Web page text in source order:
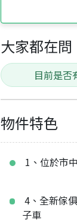
大家都在問
目前是否
物件特色
1、位於市
4、全新傢
子車